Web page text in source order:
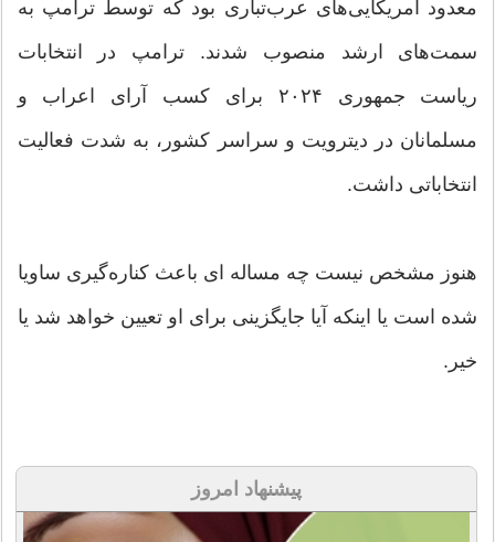
معدود آمریکایی‌های عرب‌تباری بود که توسط ترامپ به
سمت‌های ارشد منصوب شدند. ترامپ در انتخابات
ریاست جمهوری ۲۰۲۴ برای کسب آرای اعراب و
مسلمانان در دیترویت و سراسر کشور، به شدت فعالیت
انتخاباتی داشت.
هنوز مشخص نیست چه مساله ای باعث کناره‌گیری ساویا
شده است یا اینکه آیا جایگزینی برای او تعیین خواهد شد یا
خیر.
پیشنهاد امروز